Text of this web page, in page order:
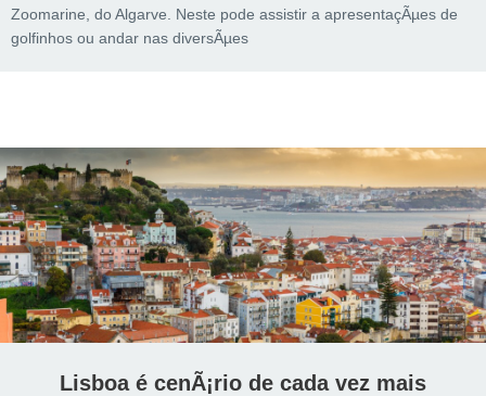
Zoomarine, do Algarve. Neste pode assistir a apresentaçÃµes de
golfinhos ou andar nas diversÃµes
Lisboa é cenÃ¡rio de cada vez mais